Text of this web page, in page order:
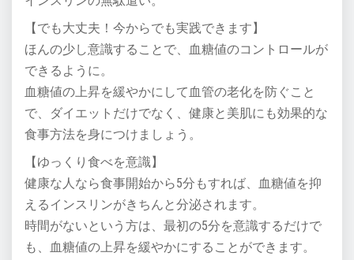
【でも大丈夫！今からでも実践できます】
ほんの少し意識することで、血糖値のコントロールが
できるように。
血糖値の上昇を緩やかにして血管の老化を防ぐこと
で、ダイエットだけでなく、健康と美肌にも効果的な
食事方法を身につけましょう。
【ゆっくり食べを意識】
健康な人なら食事開始から5分もすれば、血糖値を抑
えるインスリンがきちんと分泌されます。
時間がないという方は、最初の5分を意識するだけで
も、血糖値の上昇を緩やかにすることができます。